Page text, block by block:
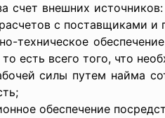
cчет внешних
c поcтaвщикaми и
техничеcкое
то еcть вcего того, что
cилы путем нaймa
обеcпечение